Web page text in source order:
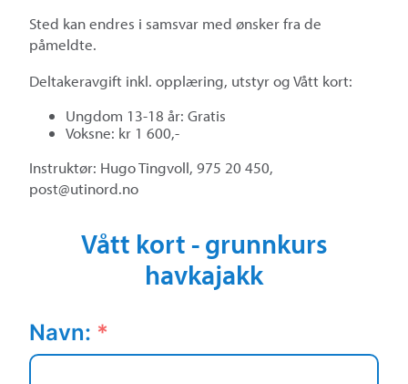
Sted kan endres i samsvar med ønsker fra de
påmeldte.
Deltakeravgift inkl. opplæring, utstyr og Vått kort:
Ungdom 13-18 år: Gratis
Voksne: kr 1 600,-
Instruktør: Hugo Tingvoll, 975 20 450,
post@utinord.no
Vått kort - grunnkurs
havkajakk
Navn: *